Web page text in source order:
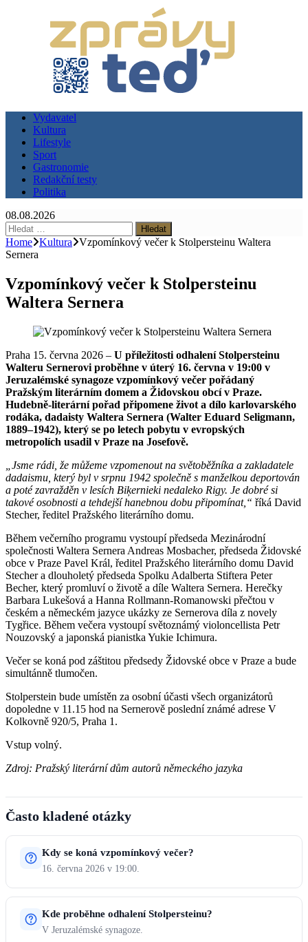
Vydavatel
Kultura
Lifestyle
Sport
Gastronomie
Redakční testy
Politika
08.08.2026
Vyhledávání
Home Kultura
Vzpomínkový večer k Stolpersteinu Waltera
Sernera
Vzpomínkový večer k Stolpersteinu
Waltera Sernera
Praha 15. června 2026 – U příležitosti odhalení Stolpersteinu
Walteru Sernerovi proběhne v úterý 16. června v 19:00 v
Jeruzalémské synagoze vzpomínkový večer pořádaný
Pražským literárním domem a Židovskou obcí v Praze.
Hudebně-literární pořad připomene život a dílo karlovarského
rodáka, dadaisty Waltera Sernera (Walter Eduard Seligmann,
1889–1942), který se po letech pobytu v evropských
metropolích usadil v Praze na Josefově.
„Jsme rádi, že můžeme vzpomenout na světoběžníka a zakladatele
dadaismu, který byl v srpnu 1942 společně s manželkou deportován
a poté zavražděn v lesích Biķernieki nedaleko Rigy. Je dobré si
takové osobnosti a tehdejší hanebnou dobu připomínat,“ říká David
Stecher, ředitel Pražského literárního domu.
Během večerního programu vystoupí předseda Mezinárodní
společnosti Waltera Sernera Andreas Mosbacher, předseda Židovské
obce v Praze Pavel Král, ředitel Pražského literárního domu David
Stecher a dlouholetý předseda Spolku Adalberta Stiftera Peter
Becher, který promluví o životě a díle Waltera Sernera. Herečky
Barbara Lukešová a Hanna Rollmann-Romanowski přečtou v
českém a německém jazyce ukázky ze Sernerova díla z novely
Tygřice. Během večera vystoupí světoznámý violoncellista Petr
Nouzovský a japonská pianistka Yukie Ichimura.
Večer se koná pod záštitou předsedy Židovské obce v Praze a bude
simultánně tlumočen.
Stolperstein bude umístěn za osobní účasti všech organizátorů
dopoledne v 11.15 hod na Sernerově poslední známé adrese V
Kolkovně 920/5, Praha 1.
Vstup volný.
Zdroj: Pražský literární dům autorů německého jazyka
Často kladené otázky
Kdy se koná vzpomínkový večer?
16. června 2026 v 19:00.
Kde proběhne odhalení Stolpersteinu?
V Jeruzalémské synagoze.